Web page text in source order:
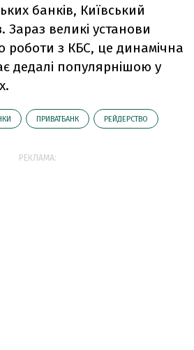
банків, Київський
Зараз великі установи
роботи з КБС, це динамічна
дедалі популярнішою у
ПРИВАТБАНК РЕЙДЕРСТВО
РЕКЛАМА: